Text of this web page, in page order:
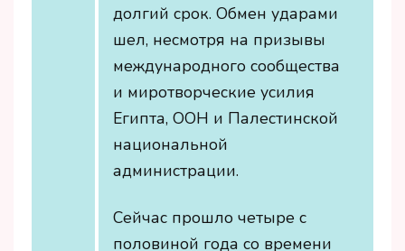
долгий срок. Обмен ударами
шел, несмотря на призывы
международного сообщества
и миротворческие усилия
Египта, ООН и Палестинской
национальной
администрации.
Сейчас прошло четыре с
половиной года со времени